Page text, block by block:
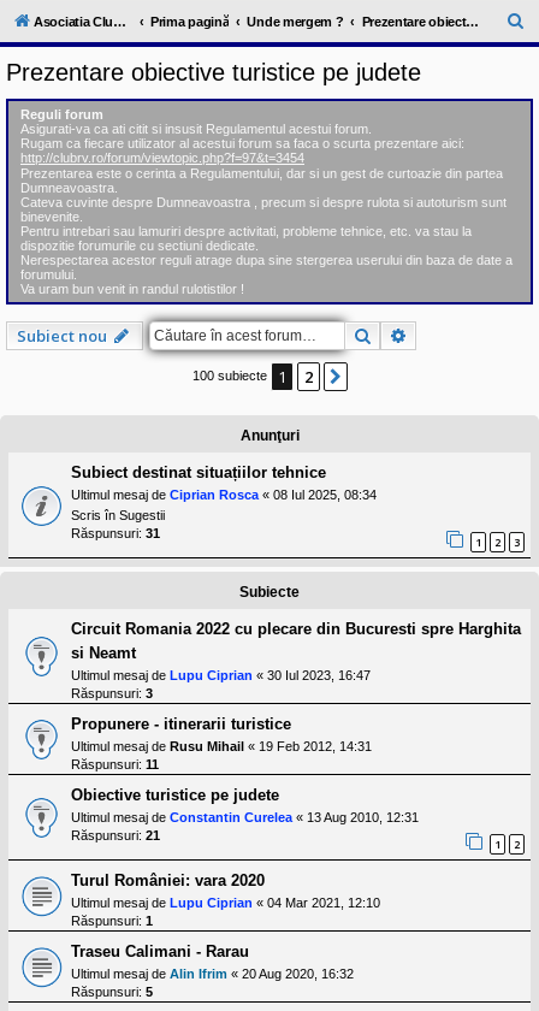
l
u
V
c
o
m
u
n
i
t
a
t
e
a
p
o
s
e
e
r
u
o
t
a
u
t
u
l
o
t
e
d
i
R
o
m
a
n
i
a
Asociatia ClubRV-RO Prima pagină Unde mergem ? Prezentare obiective turistice pe judete
ă
Prezentare obiective turistice pe judete
Reguli forum
Asigurati-va ca ati citit si insusit Regulamentul acestui forum.
Rugam ca fiecare utilizator al acestui forum sa faca o scurta prezentare aici:
http://clubrv.ro/forum/viewtopic.php?f=97&t=3454
Prezentarea este o cerinta a Regulamentului, dar si un gest de curtoazie din partea
Dumneavoastra.
Cateva cuvinte despre Dumneavoastra , precum si despre rulota si autoturism sunt
binevenite.
Pentru intrebari sau lamuriri despre activitati, probleme tehnice, etc. va stau la
dispozitie forumurile cu sectiuni dedicate.
Nerespectarea acestor reguli atrage dupa sine stergerea userului din baza de date a
forumului.
Va uram bun venit in randul rulotistilor !
Subiect nou Căutare
100 subiecte 1 2
Anunţuri
Subiect destinat situațiilor tehnice
Ultimul mesaj de Ciprian Rosca « 08 Iul 2025, 08:34
Scris în Sugestii
Răspunsuri: 31
1 2 3
Subiecte
Circuit Romania 2022 cu plecare din Bucuresti spre Harghita
si Neamt
Ultimul mesaj de Lupu Ciprian « 30 Iul 2023, 16:47
Răspunsuri: 3
Propunere - itinerarii turistice
Ultimul mesaj de Rusu Mihail « 19 Feb 2012, 14:31
Răspunsuri: 11
Obiective turistice pe judete
Ultimul mesaj de Constantin Curelea « 13 Aug 2010, 12:31
Răspunsuri: 21
1 2
Turul României: vara 2020
Ultimul mesaj de Lupu Ciprian « 04 Mar 2021, 12:10
Răspunsuri: 1
Traseu Calimani - Rarau
Ultimul mesaj de Alin Ifrim « 20 Aug 2020, 16:32
Răspunsuri: 5